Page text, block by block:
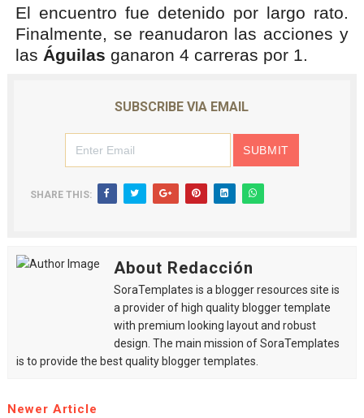
El encuentro fue detenido por largo rato.
Finalmente, se reanudaron las acciones y
las Águilas ganaron 4 carreras por 1.
SUBSCRIBE VIA EMAIL
SHARE THIS:
About Redacción
SoraTemplates is a blogger resources site is
a provider of high quality blogger template
with premium looking layout and robust
design. The main mission of SoraTemplates
is to provide the best quality blogger templates.
Newer Article